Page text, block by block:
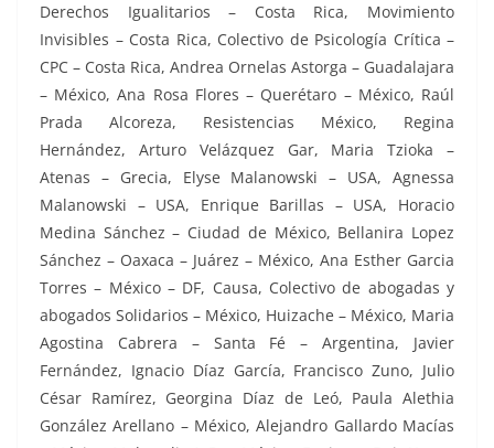
Derechos Igualitarios – Costa Rica, Movimiento
Invisibles – Costa Rica, Colectivo de Psicología Crítica –
CPC – Costa Rica, Andrea Ornelas Astorga – Guadalajara
– México, Ana Rosa Flores – Querétaro – México, Raúl
Prada Alcoreza, Resistencias México, Regina
Hernández, Arturo Velázquez Gar, Maria Tzioka –
Atenas – Grecia, Elyse Malanowski – USA, Agnessa
Malanowski – USA, Enrique Barillas – USA, Horacio
Medina Sánchez – Ciudad de México, Bellanira Lopez
Sánchez – Oaxaca – Juárez – México, Ana Esther Garcia
Torres – México – DF, Causa, Colectivo de abogadas y
abogados Solidarios – México, Huizache – México, Maria
Agostina Cabrera – Santa Fé – Argentina, Javier
Fernández, Ignacio Díaz García, Francisco Zuno, Julio
César Ramírez, Georgina Díaz de Leó, Paula Alethia
González Arellano – México, Alejandro Gallardo Macías